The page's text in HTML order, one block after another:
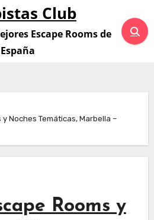
Club
Escape Rooms de
España
Noches Temáticas, Marbella –
Rooms y